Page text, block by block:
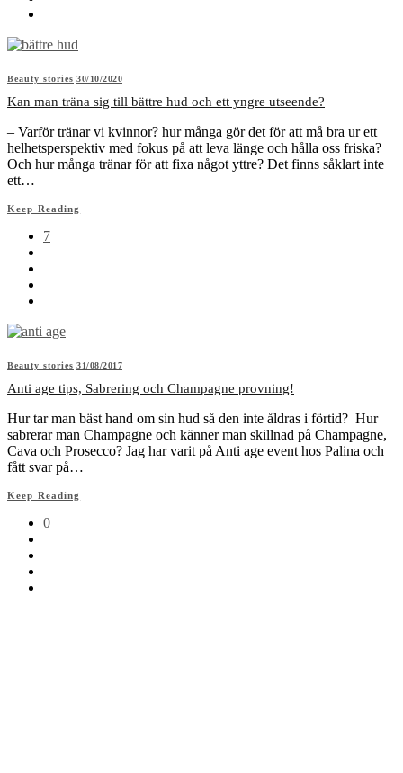
Beauty stories 30/10/2020
Kan man träna sig till bättre hud och ett yngre utseende?
– Varför tränar vi kvinnor? hur många gör det för att må bra ur ett
helhetsperspektiv med fokus på att leva länge och hålla oss friska?
Och hur många tränar för att fixa något yttre? Det finns såklart inte
ett…
Keep Reading
7
Beauty stories 31/08/2017
Anti age tips, Sabrering och Champagne provning!
Hur tar man bäst hand om sin hud så den inte åldras i förtid? Hur
sabrerar man Champagne och känner man skillnad på Champagne,
Cava och Prosecco? Jag har varit på Anti age event hos Palina och
fått svar på…
Keep Reading
0